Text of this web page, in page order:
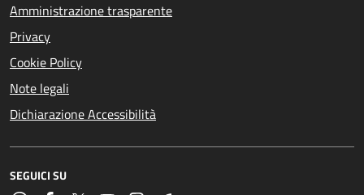
Amministrazione trasparente
Privacy
Cookie Policy
Note legali
Dichiarazione Accessibilità
SEGUICI SU